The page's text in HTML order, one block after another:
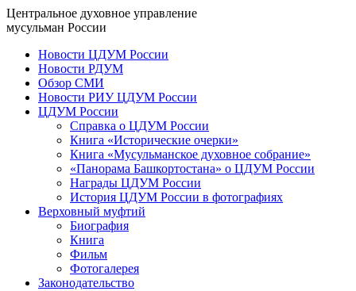
Центральное духовное управление
мусульман России
Новости ЦДУМ России
Новости РДУМ
Обзор СМИ
Новости РИУ ЦДУМ России
ЦДУМ России
Справка о ЦДУМ России
Книга «Исторические очерки»
Книга «Мусульманское духовное собрание»
«Панорама Башкортостана» о ЦДУМ России
Награды ЦДУМ России
История ЦДУМ России в фотографиях
Верховный муфтий
Биография
Книга
Фильм
Фотогалерея
Законодательство